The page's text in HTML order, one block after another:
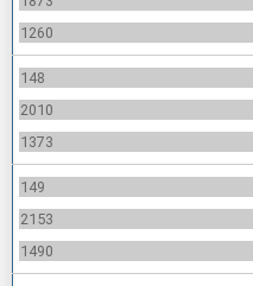
1260
148
2010
1373
149
2153
1490